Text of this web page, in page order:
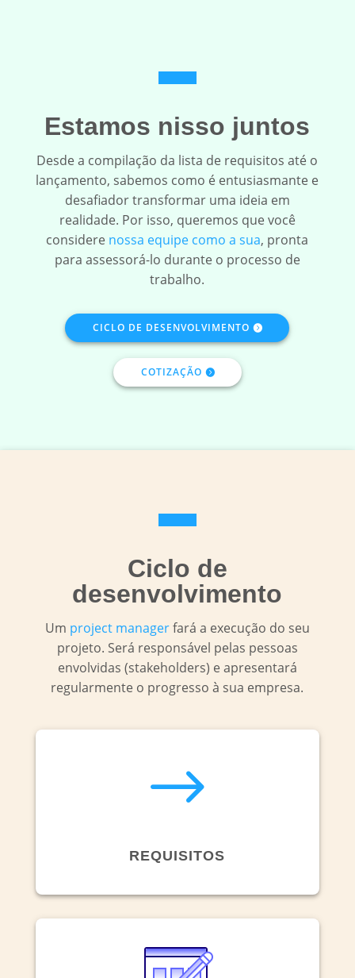
Estamos nisso juntos
Desde a compilação da lista de requisitos até o
lançamento, sabemos como é entusiasmante e
desafiador transformar uma ideia em
realidade. Por isso, queremos que você
considere nossa equipe como a sua, pronta
para assessorá-lo durante o processo de
trabalho.
CICLO DE DESENVOLVIMENTO
COTIZAÇÃO
Ciclo de
desenvolvimento
Um project managerfará a execução do seu
projeto. Será responsável pelas pessoas
envolvidas (stakeholders) e apresentará
regularmente o progresso à sua empresa.
$
REQUISITOS